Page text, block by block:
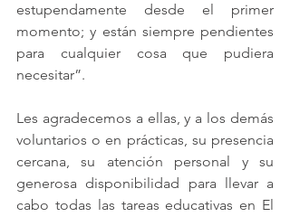
estupendamente desde el primer
momento; y están siempre pendientes
para cualquier cosa que pudiera
necesitar”.
Les agradecemos a ellas, y a los demás
voluntarios o en prácticas, su presencia
cercana, su atención personal y su
generosa disponibilidad para llevar a
cabo todas las tareas educativas en El